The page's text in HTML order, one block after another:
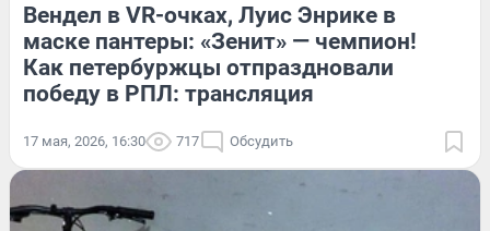
Вендел в VR-очках, Луис Энрике в
маске пантеры: «Зенит» — чемпион!
Как петербуржцы отпраздновали
победу в РПЛ: трансляция
17 мая, 2026, 16:30 717 Обсудить